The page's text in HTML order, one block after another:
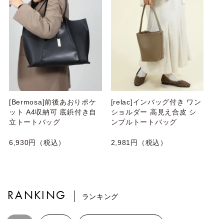
[Bermosa]前後あおりポケ
ット A4収納可 底鋲付き自
立トートバッグ
6,930円（税込）
[relac]インバッグ付き ワン
ショルダー 高見え合皮 シ
ンプルトートバッグ
2,981円（税込）
RANKING ランキング